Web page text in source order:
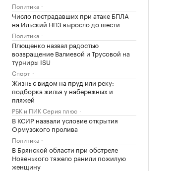
Политика
Число пострадавших при атаке БПЛА
на Ильский НПЗ выросло до шести
Политика
Плющенко назвал радостью
возвращение Валиевой и Трусовой на
турниры ISU
Спорт
Жизнь с видом на пруд или реку:
подборка жилья у набережных и
пляжей
РБК и ПИК Серия плюс
В КСИР назвали условие открытия
Ормузского пролива
Политика
В Брянской области при обстреле
Новенького тяжело ранили пожилую
женщину